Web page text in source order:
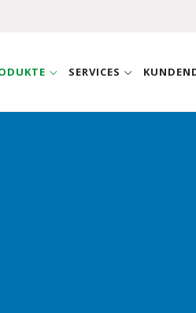
SERVICES